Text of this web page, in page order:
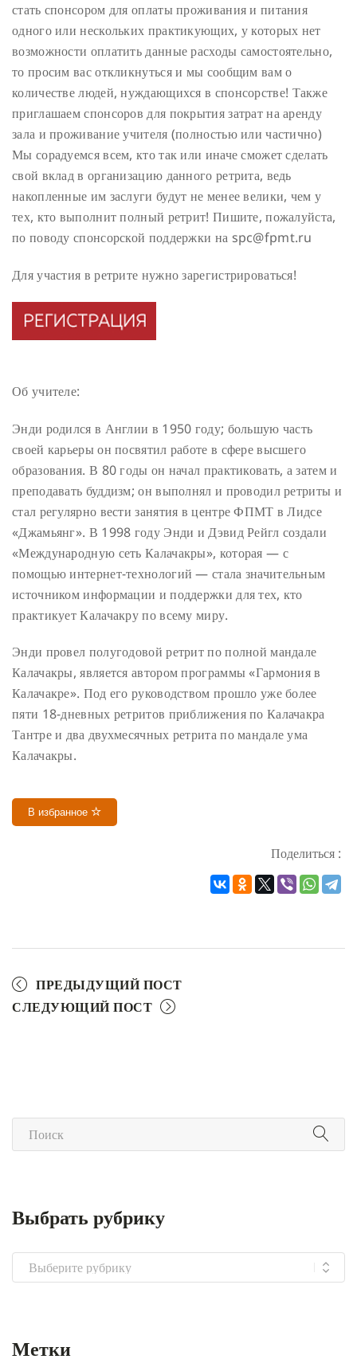
стать спонсором для оплаты проживания и питания
одного или нескольких практикующих, у которых нет
возможности оплатить данные расходы самостоятельно,
то просим вас откликнуться и мы сообщим вам о
количестве людей, нуждающихся в спонсорстве! Также
приглашаем спонсоров для покрытия затрат на аренду
зала и проживание учителя (полностью или частично)
Мы сорадуемся всем, кто так или иначе сможет сделать
свой вклад в организацию данного ретрита, ведь
накопленные им заслуги будут не менее велики, чем у
тех, кто выполнит полный ретрит! Пишите, пожалуйста,
по поводу спонсорской поддержки на spc@fpmt.ru
Для участия в ретрите нужно зарегистрироваться!
Об учителе:
Энди родился в Англии в 1950 году; большую часть
своей карьеры он посвятил работе в сфере высшего
образования. В 80 годы он начал практиковать, а затем и
преподавать буддизм; он выполнял и проводил ретриты и
стал регулярно вести занятия в центре ФПМТ в Лидсе
«Джамьянг». В 1998 году Энди и Дэвид Рейгл создали
«Международную сеть Калачакры», которая — с
помощью интернет-технологий — стала значительным
источником информации и поддержки для тех, кто
практикует Калачакру по всему миру.
Энди провел полугодовой ретрит по полной мандале
Калачакры, является автором программы «Гармония в
Калачакре». Под его руководством прошло уже более
пяти 18-дневных ретритов приближения по Калачакра
Тантре и два двухмесячных ретрита по мандале ума
Калачакры.
В избранное
Поделиться :
ПРЕДЫДУЩИЙ ПОСТ
СЛЕДУЮЩИЙ ПОСТ
Выбрать рубрику
Выбрать
рубрику
Метки